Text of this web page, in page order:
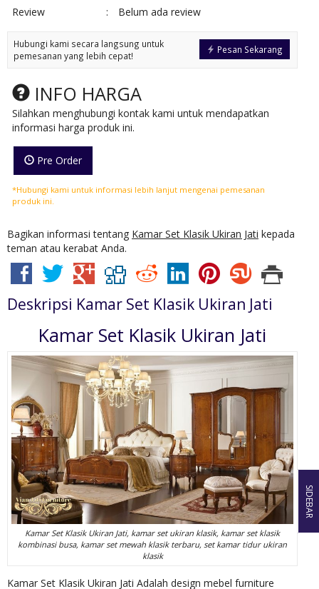
Review
: Belum ada review
Pesan Sekarang
Hubungi kami secara langsung untuk
pemesanan yang lebih cepat!
INFO HARGA
Silahkan menghubungi kontak kami untuk mendapatkan
informasi harga produk ini.
Pre Order
*Hubungi kami untuk informasi lebih lanjut mengenai pemesanan
produk ini.
Bagikan informasi tentang Kamar Set Klasik Ukiran Jati kepada
teman atau kerabat Anda.
Deskripsi Kamar Set Klasik Ukiran Jati
Kamar Set Klasik Ukiran Jati
Kamar Set Klasik Ukiran Jati, kamar set ukiran klasik, kamar set klasik
kombinasi busa, kamar set mewah klasik terbaru, set kamar tidur ukiran
klasik
Kamar Set Klasik Ukiran Jati Adalah design mebel furniture
SIDEBAR